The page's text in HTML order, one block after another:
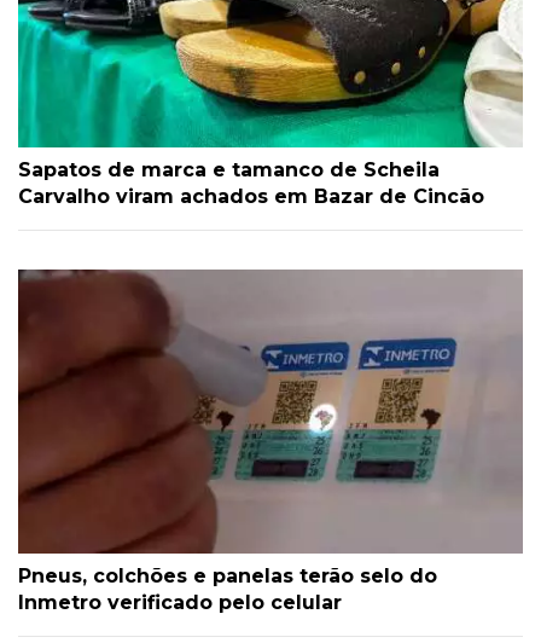
Sapatos de marca e tamanco de Scheila
Carvalho viram achados em Bazar de Cincão
Pneus, colchões e panelas terão selo do
Inmetro verificado pelo celular